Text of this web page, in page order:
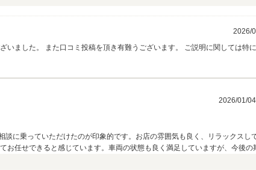
2026/
2026/01/
に乗っていただけたのが印象的です。お店の雰囲気も良く、リラックスし
任せできると感じています。車両の状態も良く満足していますが、今後の